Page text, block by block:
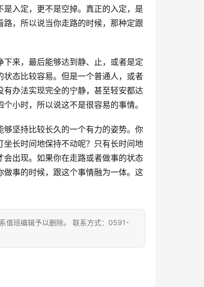
入定，更不是空掉。真正的入定，是
，所以说当你走路的时候，那种定跟
来，最后能够达到静、止，或者是定
态比较容易。但是一个普通人，或者
办法实现完全的宁静，甚至轻安都达
小时，所以说这不是很容易的事情。
坚持比较长久的一个有力的姿势。你
长时间地保持不动呢？只有长时间地
出现。如果你在走路或者做事的状态
事的时候，跟这个事情融为一体。这
值班编辑予以删除。 联系方式：0591-